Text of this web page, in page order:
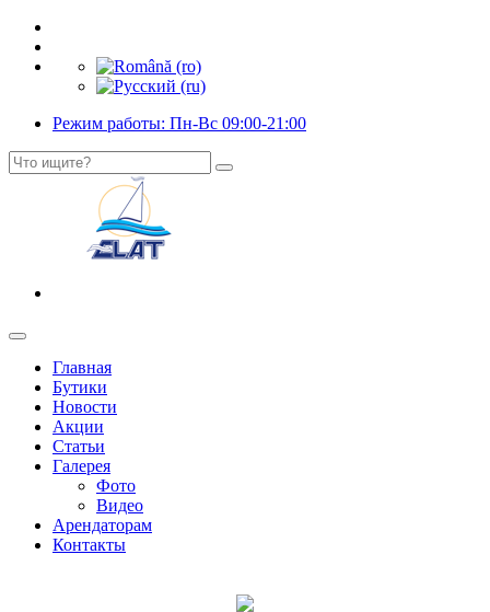
Режим работы: Пн-Вс 09:00-21:00
Главная
Бутики
Новости
Акции
Статьи
Галерея
Фото
Видео
Арендаторам
Контакты